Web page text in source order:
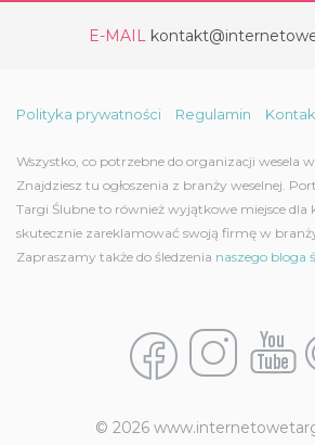
E-MAIL
Polityka prywatności Regulamin
Wszystko, co potrzebne do organizacji wesela
Znajdziesz tu ogłoszenia z branży weselnej.
Targi Ślubne to również wyjątkowe miejsce dla
skutecznie zareklamować swoją firmę w
Zapraszamy także do śledzenia naszego bloga
© 2026